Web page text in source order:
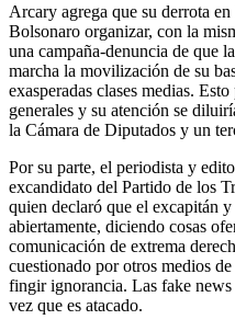
Arcary agrega que su derrota
Bolsonaro organizar, con la
una campaña-denuncia de que
marcha la movilización de su
exasperadas clases medias.
generales y su atención se
la Cámara de Diputados y un
Por su parte, el periodista y
excandidato del Partido de los
quien declaró que el excapitán
abiertamente, diciendo cosas
comunicación de extrema
cuestionado por otros medios
fingir ignorancia. Las fake news
vez que es atacado.